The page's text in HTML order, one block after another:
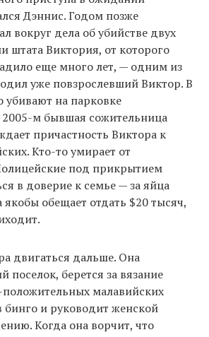
Дэннис. Годом позже
вокруг дела об убийстве двух
штата Виктория, от которого
еще много лет, — одним из
уже повзрослевший Виктор. В
убивают на парковке
2005-м бывшая сожительница
причастность Виктора к
Кто-то умирает от
под прикрытием
в доверие к семье — за яйца
якобы обещает отдать $20 тысяч,
двигаться дальше. Она
поселок, берется за вязание
малавийских
бинго и руководит женской
Когда она ворчит, что